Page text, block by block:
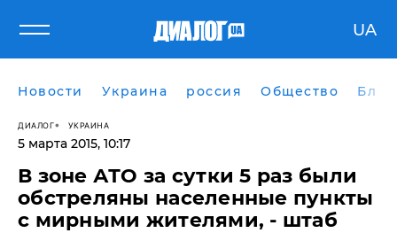
UA
Новости Украина россия Общество
ДИАЛОГ УКРАИНА
5 марта 2015, 10:17
В зоне АТО за сутки 5 раз были
обстреляны населенные пункты
с мирными жителями, - штаб